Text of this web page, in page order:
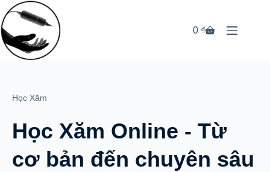
Chuyển
đến
phần
nội
dung
Giỏ
0 ₫
Học Xăm
Học Xăm Online - Từ
cơ bản đến chuyên sâu